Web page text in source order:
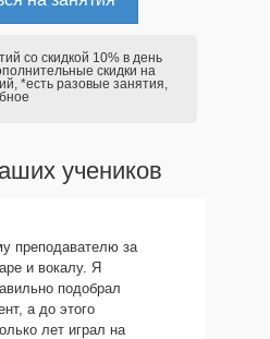
со скидкой 10% в день
скидки на
*есть разовые занятия,
учеников
преподавателю за
и вокалу. Я
подобрал
а до этого
лет играл на